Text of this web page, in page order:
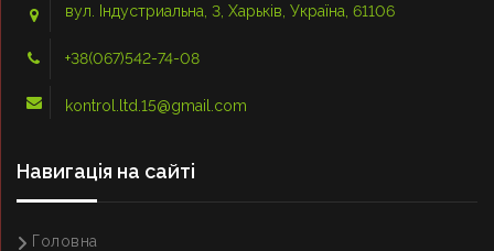
вул. Індустриальна, 3, Харьків, Україна, 61106
+38(067)542-74-08
kontrol.ltd.15@gmail.com
Навигацiя на сайтi
Головна